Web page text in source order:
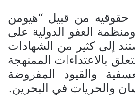
من قبيل “هيومن
العفو الدولية على
إلى كثير من الشهادات
بالاعتداءات الممنهجة
والقيود المفروضة
والحريات في البحرين.